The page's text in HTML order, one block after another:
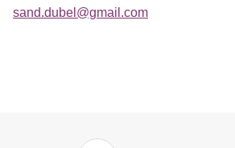
sand.dubel@gmail.com